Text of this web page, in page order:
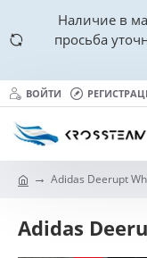
Наличие в
просьба
ВОЙТИ
Adidas Deerupt
Adidas